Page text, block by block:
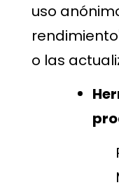
uso
o las